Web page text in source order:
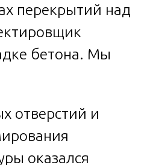
перекрытий над
бетона. Мы
отверстий и
оказался